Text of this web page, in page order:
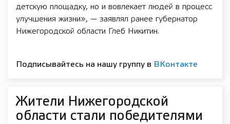
детскую площадку, но и вовлекает людей в процесс
улучшения жизни», — заявлял ранее губернатор
Нижегородской области Глеб Никитин.
Подписывайтесь на нашу группу в ВКонтакте
Жители Нижегородской
области стали победителями